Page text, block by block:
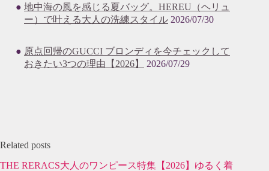
地中海の風を感じる夏バッグ。HEREU（ヘリュ
ー）で叶える大人の洗練スタイル 2026/07/30
原点回帰のGUCCI ブロンディを今チェックして
おきたい3つの理由【2026】
2026/07/29
Related posts
THE RERACS大人のワンピース特集【2026】ゆるく着